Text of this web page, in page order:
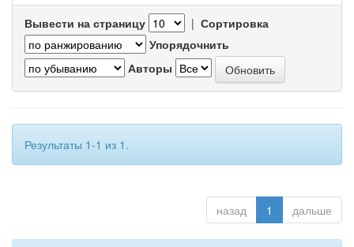
Вывести на страницу | Сортировка
Упорядочнить
Авторы
Результаты 1-1 из 1.
назад 1 дальше